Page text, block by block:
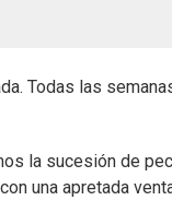
Todas las
la sucesión de
una apretada